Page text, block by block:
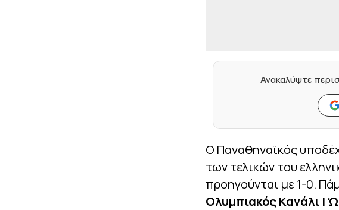
Ανακαλύψτε
Ο Παναθηναϊκός
των τελικών του
προηγούνται με 1-0.
Ολυμπιακός Κανάλι |